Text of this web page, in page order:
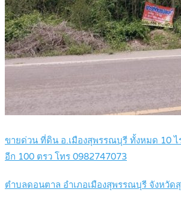
ขายด่วน ที่ดิน อ.เมืองสุพรรณบุรี ทั้งหมด 10 ไ
อีก 100 ตรว โทร 0982747073
ตำบลดอนตาล อำเภอเมืองสุพรรณบุรี จังหวัด